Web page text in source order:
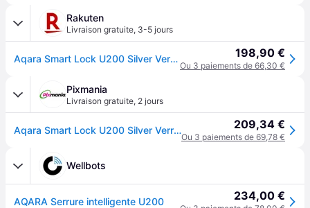
Rakuten
Livraison gratuite, 3-5 jours
Aqara Smart Lock U200 Silver Verrou de porte intelligent 198,90 €
Ou 3 paiements de 66,30 €
Pixmania
Livraison gratuite, 2 jours
Aqara Smart Lock U200 Silver Verrou de porte intelligent - Neuf - Noir 209,34 €
Ou 3 paiements de 69,78 €
Wellbots
AQARA Serrure intelligente U200 234,00 €